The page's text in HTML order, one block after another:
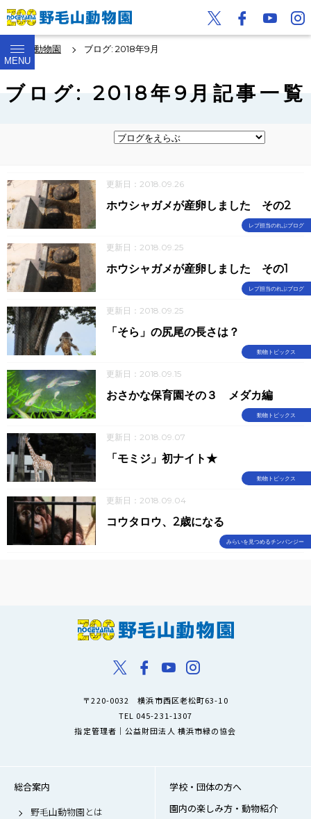
MENU
野毛山動物園 ブログ: 2018年9月
ブログ: 2018年9月記事一覧
更新日：2018.09.26
レプ担当のれぷブログ
ホウシャガメが産卵しました その2
更新日：2018.09.25
レプ担当のれぷブログ
ホウシャガメが産卵しました その1
更新日：2018.09.25
動物トピックス
「そら」の尻尾の長さは？
更新日：2018.09.15
動物トピックス
おさかな保育園その３ メダカ編
更新日：2018.09.07
動物トピックス
「モミジ」初ナイト★
更新日：2018.09.04
みらいを見つめるチンパンジー
コウタロウ、2歳になる
〒220-0032 横浜市西区老松町63-10
TEL 045-231-1307
指定管理者｜公益財団法人 横浜市緑の協会
総合案内
野毛山動物園とは
学校・団体の方へ
園内の楽しみ方・動物紹介